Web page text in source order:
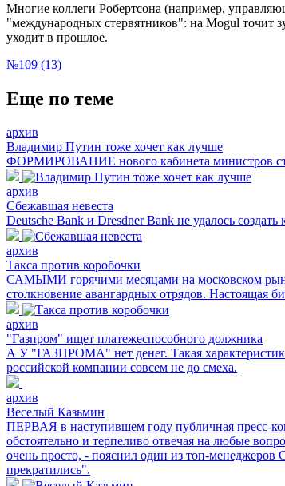
Многие коллеги Робертсона (например,
"международных стервятников": на Mogul точит
уходит в прошлое.
№109 (13)
Еще по теме
архив
Владимир Путин тоже хочет как лучше
ФОРМИРОВАНИЕ нового кабинета министров
архив
Сбежавшая невеста
Deutsche Bank и Dresdner Bank не удалось
архив
Такса против коробочки
САМЫМИ горячими месяцами на московском
столкновение авангардных отрядов. Настоящая
архив
"Газпром" ищет платежеспособного должника
А У "ГАЗПРОМА" нет денег. Такая
российской компании совсем не до смеха.
архив
Веселый Казьмин
ПЕРВАЯ в наступившем году публичная пресс-
обстоятельно и терпеливо отвечая на любые
очень просто, - пояснил один из топ-менеджеров
прекратились".